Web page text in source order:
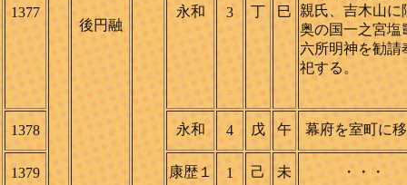
後円融
1377 永和 3 丁 巳 親氏、吉木山に
奥の国一之宮塩
六所明神を勧請
祀する。
1378 永和 4 戊 午 幕府を室町に
1379 康歴１ 1 己 未 ・・・